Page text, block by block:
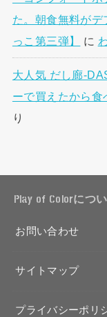
た。朝食無料が
っこ第三弾】
に
大人気 だし廊-
ーで買えたから食
り
Play of Colorにつ
お問い合わせ
サイトマップ
プライバシーポリ